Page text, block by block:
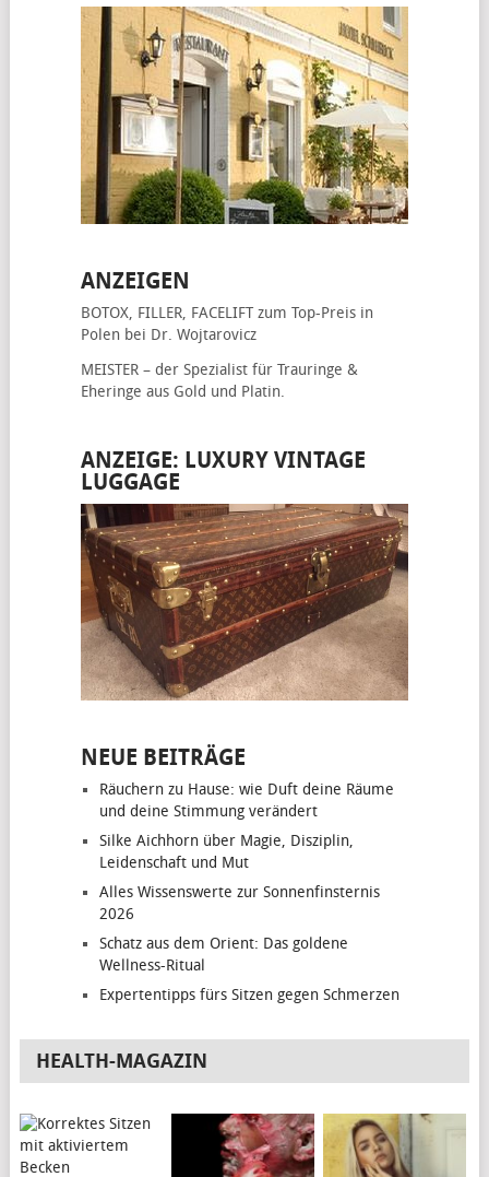
ANZEIGEN
BOTOX, FILLER, FACELIFTzum Top-Preis in
Polen bei Dr. Wojtarovicz
MEISTER – der Spezialist für Trauringe &
Eheringe aus Gold und Platin.
ANZEIGE: LUXURY VINTAGE
LUGGAGE
NEUE BEITRÄGE
Räuchern zu Hause: wie Duft deine Räume
und deine Stimmung verändert
Silke Aichhorn über Magie, Disziplin,
Leidenschaft und Mut
Alles Wissenswerte zur Sonnenfinsternis
2026
Schatz aus dem Orient: Das goldene
Wellness-Ritual
Expertentipps fürs Sitzen gegen Schmerzen
HEALTH-MAGAZIN